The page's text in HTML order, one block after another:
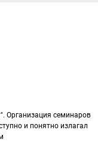
Организация семинаров
и понятно излагал